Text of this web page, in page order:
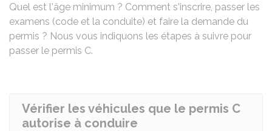
Quel est l'âge minimum ? Comment s'inscrire, passer les
examens (code et la conduite) et faire la demande du
permis ? Nous vous indiquons les étapes à suivre pour
passer le permis C.
Vérifier les véhicules que le permis C
autorise à conduire